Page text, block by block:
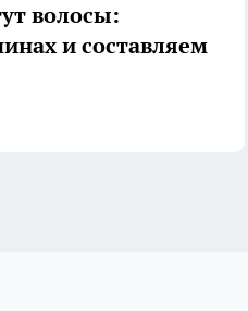
волосы:
и составляем